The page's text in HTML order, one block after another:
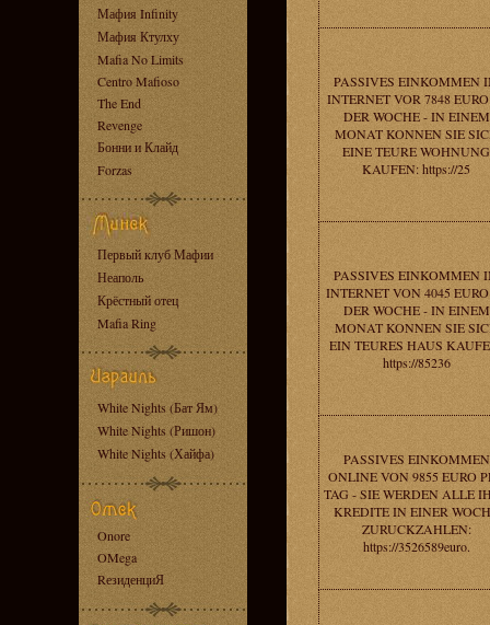
Мафия Infinity
Мафия Ктулху
Mafia No Limits
Centro Mafioso
The End
Revenge
Бонни и Клайд
Forzas
Первый клуб Мафии
Неаполь
Крёстный отец
Mafia Ring
White Nights (Бат Ям)
White Nights (Ришон)
White Nights (Хайфа)
Onore
OMega
RезиденциЯ
PASSIVES EINKOMMEN
INTERNET VOR 7848
DER WOCHE - IN EINEM
MONAT KONNEN SIE
EINE TEURE WOHNUNG
KAUFEN: https://25
PASSIVES EINKOMMEN
INTERNET VON 4045
DER WOCHE - IN EINEM
MONAT KONNEN SIE
EIN TEURES HAUS
https://85236
PASSIVES EINKOMMEN
ONLINE VON 9855 EURO
TAG - SIE WERDEN ALLE
KREDITE IN EINER
ZURUCKZAHLEN:
https://3526589euro.